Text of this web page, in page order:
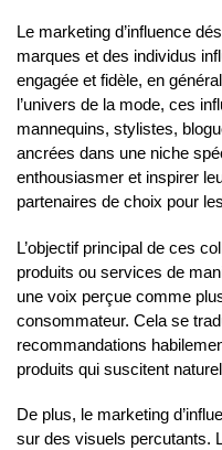
Le marketing d’influence
marques et des individus
engagée et fidèle, en
l’univers de la mode, ces
mannequins, stylistes,
ancrées dans une niche
enthousiasmer et inspirer
partenaires de choix pour
L’objectif principal de ces
produits ou services de
une voix perçue comme
consommateur. Cela se
recommandations
produits qui suscitent
De plus, le marketing
sur des visuels percutants.